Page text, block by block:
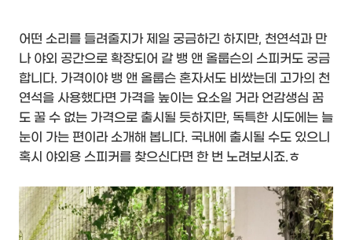
어떤 소리를 들려줄지가 제일 궁금하긴 하지만, 천연석과 만
나 야외 공간으로 확장되어 갈 뱅 앤 올룹슨의 스피커도 궁금
합니다. 가격이야 뱅 앤 올룹슨 혼자서도 비쌌는데 고가의 천
연석을 사용했다면 가격을 높이는 요소일 거라 언감생심 꿈
도 꿀 수 없는 가격으로 출시될 듯하지만, 독특한 시도에는 늘
눈이 가는 편이라 소개해 봅니다. 국내에 출시될 수도 있으니
혹시 야외용 스피커를 찾으신다면 한 번 노려보시죠.ㅎ